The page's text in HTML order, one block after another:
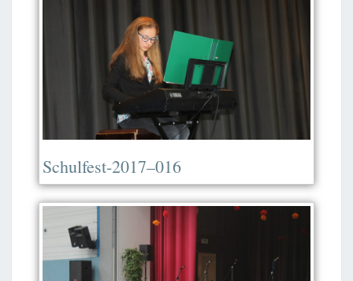
Schulfest-2017–016